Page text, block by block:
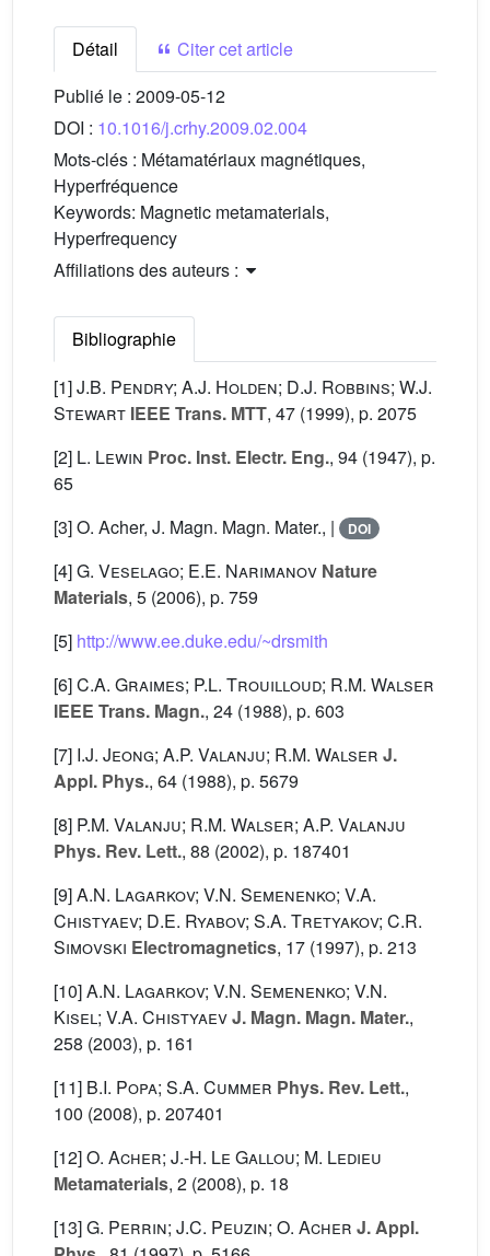
Détail
Citer cet article
Publié le : 2009-05-12
DOI : 10.1016/j.crhy.2009.02.004
Mots-clés : Métamatériaux magnétiques,
Hyperfréquence
Keywords: Magnetic metamaterials,
Hyperfrequency
Affiliations des auteurs :
Bibliographie
[1]J.B. Pendry; A.J. Holden; D.J. Robbins; W.J.
Stewart IEEE Trans. MTT, 47 (1999), p. 2075
[2] L. Lewin Proc. Inst. Electr. Eng., 94 (1947), p.
65
[3] O. Acher, J. Magn. Magn. Mater., |
DOI
[4]G. Veselago; E.E. Narimanov Nature
Materials, 5 (2006), p. 759
[5] http://www.ee.duke.edu/~drsmith
[6]C.A. Graimes; P.L. Trouilloud; R.M. Walser
IEEE Trans. Magn., 24 (1988), p. 603
[7] I.J. Jeong; A.P. Valanju; R.M. Walser J.
Appl. Phys., 64 (1988), p. 5679
[8] P.M. Valanju; R.M. Walser; A.P. Valanju
Phys. Rev. Lett., 88 (2002), p. 187401
[9]A.N. Lagarkov; V.N. Semenenko; V.A.
Chistyaev; D.E. Ryabov; S.A. Tretyakov; C.R.
Simovski Electromagnetics, 17 (1997), p. 213
[10]A.N. Lagarkov; V.N. Semenenko; V.N.
Kisel; V.A. ChistyaevJ. Magn. Magn. Mater.,
258 (2003), p. 161
[11] B.I. Popa; S.A. Cummer Phys. Rev. Lett.,
100 (2008), p. 207401
[12]O. Acher; J.-H. Le Gallou; M. Ledieu
Metamaterials, 2 (2008), p. 18
[13]G. Perrin; J.C. Peuzin; O. Acher J. Appl.